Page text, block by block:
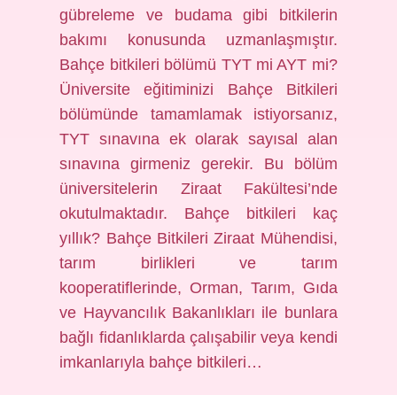
gübreleme ve budama gibi bitkilerin
bakımı konusunda uzmanlaşmıştır.
Bahçe bitkileri bölümü TYT mi AYT mi?
Üniversite eğitiminizi Bahçe Bitkileri
bölümünde tamamlamak istiyorsanız,
TYT sınavına ek olarak sayısal alan
sınavına girmeniz gerekir. Bu bölüm
üniversitelerin Ziraat Fakültesi’nde
okutulmaktadır. Bahçe bitkileri kaç
yıllık? Bahçe Bitkileri Ziraat Mühendisi,
tarım birlikleri ve tarım
kooperatiflerinde, Orman, Tarım, Gıda
ve Hayvancılık Bakanlıkları ile bunlara
bağlı fidanlıklarda çalışabilir veya kendi
imkanlarıyla bahçe bitkileri…